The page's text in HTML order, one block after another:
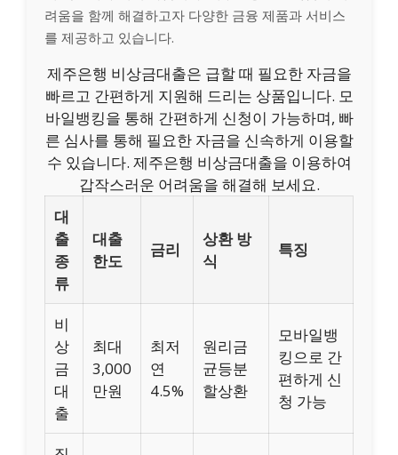
려움을 함께 해결하고자 다양한 금융 제품과 서비스
를 제공하고 있습니다.
제주은행 비상금대출은 급할 때 필요한 자금을
빠르고 간편하게 지원해 드리는 상품입니다. 모
바일뱅킹을 통해 간편하게 신청이 가능하며, 빠
른 심사를 통해 필요한 자금을 신속하게 이용할
수 있습니다. 제주은행 비상금대출을 이용하여
갑작스러운 어려움을 해결해 보세요.
대
출
종
류
대출
한도
금리
상환 방
식
특징
비
상
금
대
출
최대
3,000
만원
최저
연
4.5%
원리금
균등분
할상환
모바일뱅
킹으로 간
편하게 신
청 가능